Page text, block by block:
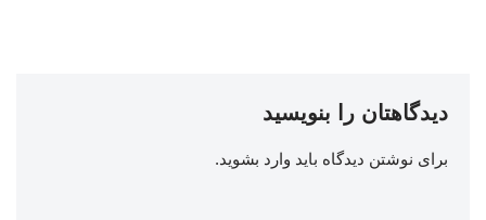
دیدگاهتان را بنویسید
برای نوشتن دیدگاه باید وارد بشوید.